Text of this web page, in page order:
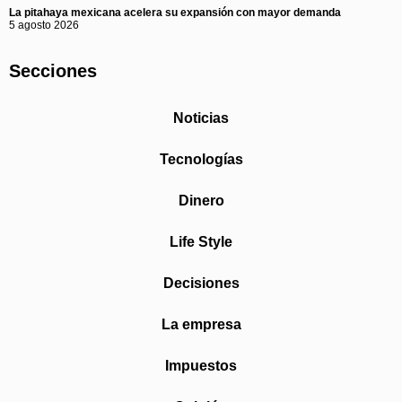
La pitahaya mexicana acelera su expansión con mayor demanda
5 agosto 2026
Secciones
Noticias
Tecnologías
Dinero
Life Style
Decisiones
La empresa
Impuestos